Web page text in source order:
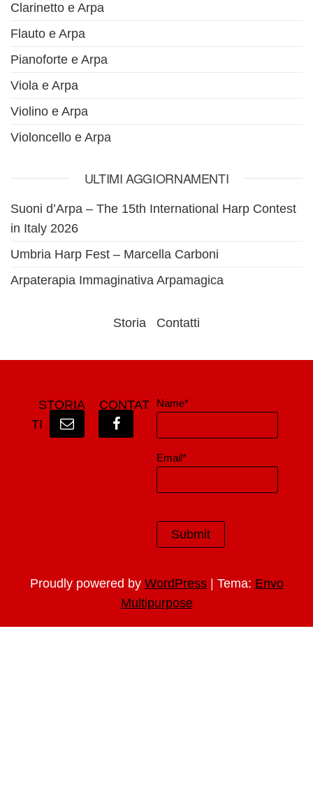
Clarinetto e Arpa
Flauto e Arpa
Pianoforte e Arpa
Viola e Arpa
Violino e Arpa
Violoncello e Arpa
ULTIMI AGGIORNAMENTI
Suoni d’Arpa – The 15th International Harp Contest
in Italy 2026
Umbria Harp Fest – Marcella Carboni
Arpaterapia Immaginativa Arpamagica
Storia Contatti
STORIA
CONTAT
TI
Name*
Email*
Proudly powered by WordPress | Tema: Envo
Multipurpose